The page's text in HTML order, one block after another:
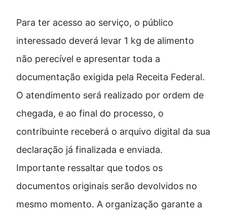
Para ter acesso ao serviço, o público
interessado deverá levar 1 kg de alimento
não perecível e apresentar toda a
documentação exigida pela Receita Federal.
O atendimento será realizado por ordem de
chegada, e ao final do processo, o
contribuinte receberá o arquivo digital da sua
declaração já finalizada e enviada.
Importante ressaltar que todos os
documentos originais serão devolvidos no
mesmo momento. A organização garante a